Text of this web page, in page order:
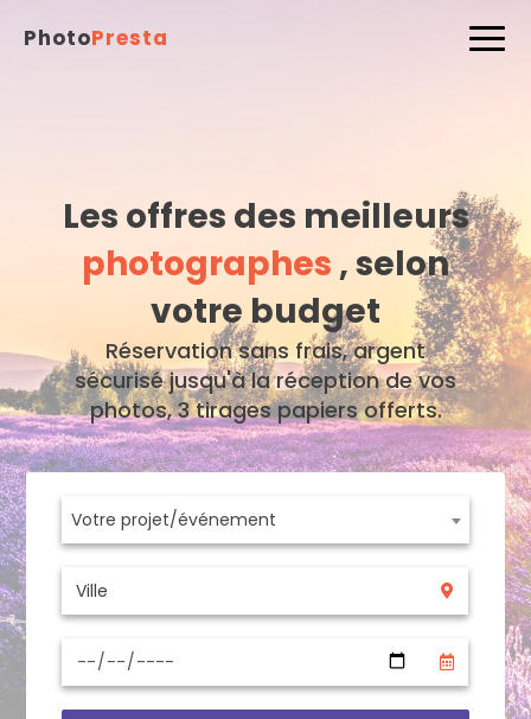
PhotoPresta
Les offres des meilleurs
photographes , selon
votre budget
Réservation sans frais, argent
sécurisé jusqu'à la réception de vos
photos, 3 tirages papiers offerts.
Votre projet/événement